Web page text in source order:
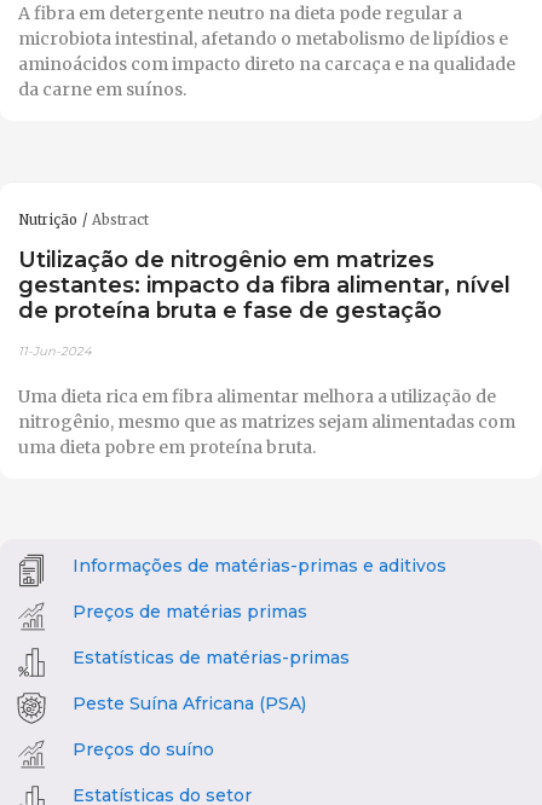
A fibra em detergente neutro na dieta pode regular a
microbiota intestinal, afetando o metabolismo de lipídios e
aminoácidos com impacto direto na carcaça e na qualidade
da carne em suínos.
Nutrição Abstract
Utilização de nitrogênio em matrizes
gestantes: impacto da fibra alimentar, nível
de proteína bruta e fase de gestação
11-Jun-2024
Uma dieta rica em fibra alimentar melhora a utilização de
nitrogênio, mesmo que as matrizes sejam alimentadas com
uma dieta pobre em proteína bruta.
Informações de matérias-primas e aditivos
Preços de matérias primas
Estatísticas de matérias-primas
Peste Suína Africana (PSA)
Preços do suíno
Estatísticas do setor